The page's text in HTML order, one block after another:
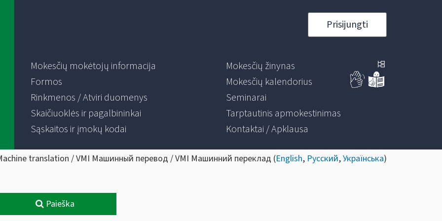
Prisijungti
Mokesčių mokėtojų informacija
Formos
Rinkmenos / Atviri duomenys
Skaičiuoklės ir pagalbininkai
Sąskaitos ir įmokų kodai
Mokesčių žinynas
Mokesčių kalendorius
Seminarai
Tarptautinis apmokestinimas
Kontaktai / Apklausa
translation / VMI Машинный перевод / VMI Машинний переклад (English, Русский,Українська)
Paieška